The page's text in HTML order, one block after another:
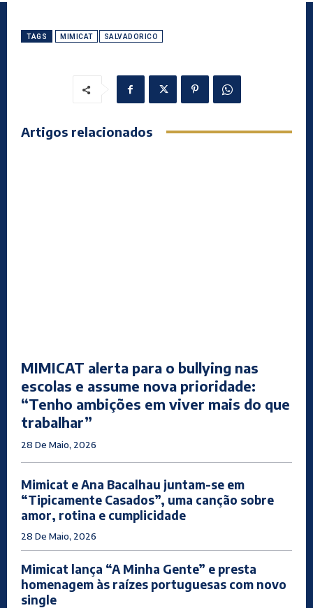
TAGS MIMICAT SALVADORICO
Artigos relacionados
MIMICAT alerta para o bullying nas
escolas e assume nova prioridade:
“Tenho ambições em viver mais do que
trabalhar”
28 De Maio, 2026
Mimicat e Ana Bacalhau juntam-se em
“Tipicamente Casados”, uma canção sobre
amor, rotina e cumplicidade
28 De Maio, 2026
Mimicat lança “A Minha Gente” e presta
homenagem às raízes portuguesas com novo
single